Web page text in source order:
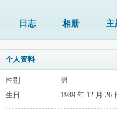
日志 相册 主
个人资料
性别
男
生日
1989 年 12 月 26